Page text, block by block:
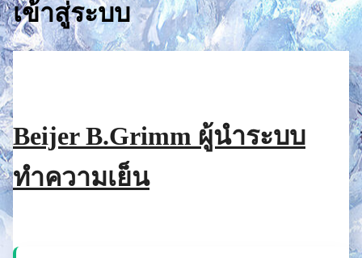
เข้าสู่ระบบ
Beijer B.Grimm ผู้นำระบบ
ทำความเย็น